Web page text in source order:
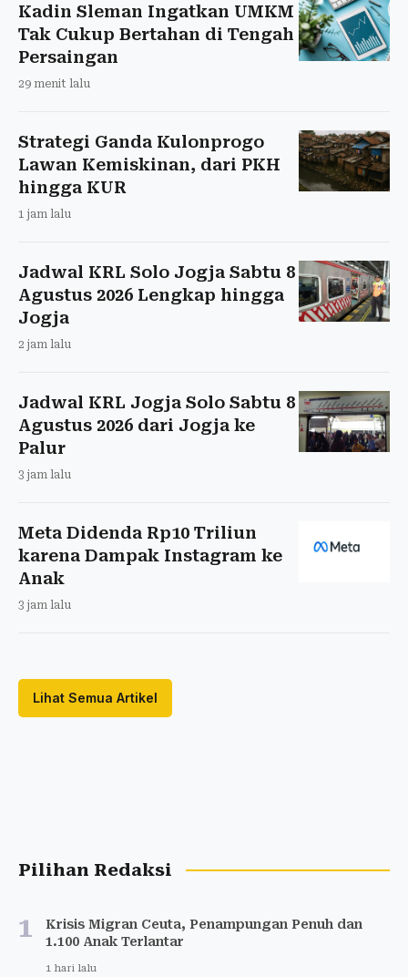
Kadin Sleman Ingatkan UMKM
Tak Cukup Bertahan di Tengah
Persaingan
29 menit lalu
Strategi Ganda Kulonprogo
Lawan Kemiskinan, dari PKH
hingga KUR
1 jam lalu
Jadwal KRL Solo Jogja Sabtu 8
Agustus 2026 Lengkap hingga
Jogja
2 jam lalu
Jadwal KRL Jogja Solo Sabtu 8
Agustus 2026 dari Jogja ke
Palur
3 jam lalu
Meta Didenda Rp10 Triliun
karena Dampak Instagram ke
Anak
3 jam lalu
Lihat Semua Artikel
Pilihan Redaksi
1
Krisis Migran Ceuta, Penampungan Penuh dan
1.100 Anak Terlantar
1 hari lalu